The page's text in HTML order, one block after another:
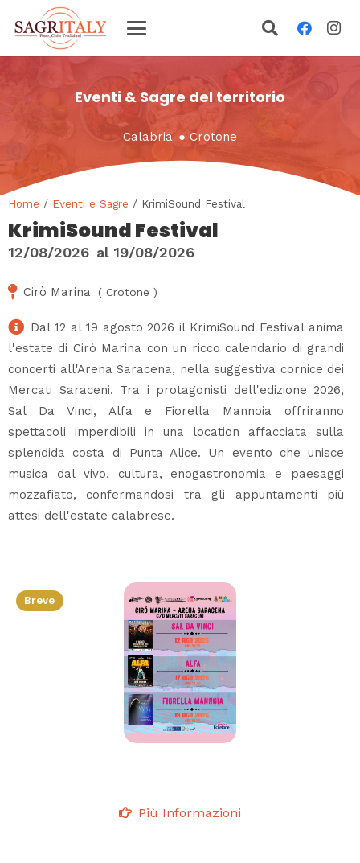
Eventi & Sagre del territorio
Calabria ● Crotone
Home / Eventi e Sagre / KrimiSound Festival
KrimiSound Festival
12/08/2026 al 19/08/2026
Cirò Marina ( Crotone )
Dal 12 al 19 agosto 2026 il KrimiSound Festival anima
l'estate di Cirò Marina con un ricco calendario di grandi
concerti all'Arena Saracena, nella suggestiva cornice dei
Mercati Saraceni. Tra i protagonisti dell'edizione 2026,
Sal Da Vinci, Alfa e Fiorella Mannoia offriranno
spettacoli imperdibili in una location affacciata sulla
splendida costa di Punta Alice. Un evento che unisce
musica dal vivo, cultura, enogastronomia e paesaggi
mozzafiato, confermandosi tra gli appuntamenti più
attesi dell'estate calabrese.
Breve
Più Informazioni